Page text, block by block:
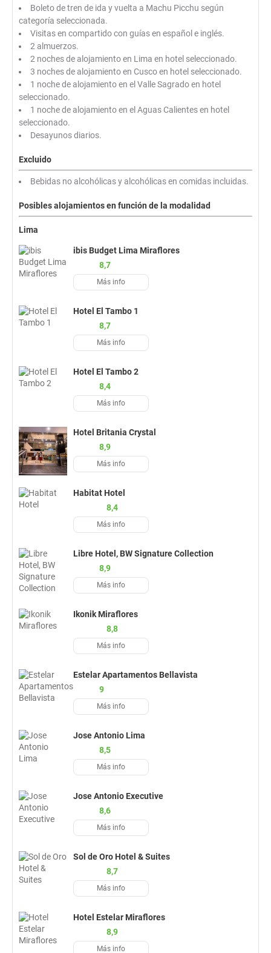
Boleto de tren de ida y vuelta a Machu Picchu según
categoría seleccionada.
Visitas en compartido con guías en español e inglés.
2 almuerzos.
2 noches de alojamiento en Lima en hotel seleccionado.
3 noches de alojamiento en Cusco en hotel seleccionado.
1 noche de alojamiento en el Valle Sagrado en hotel
seleccionado.
1 noche de alojamiento en el Aguas Calientes en hotel
seleccionado.
Desayunos diarios.
Excluido
Bebidas no alcohólicas y alcohólicas en comidas incluidas.
Posibles alojamientos en función de la modalidad
Lima
ibis Budget Lima Miraflores
8,7
Más info
Hotel El Tambo 1
8,7
Más info
Hotel El Tambo 2
8,4
Más info
Hotel Britania Crystal
8,9
Más info
Habitat Hotel
8,4
Más info
Libre Hotel, BW Signature Collection
8,9
Más info
Ikonik Miraflores
8,8
Más info
Estelar Apartamentos Bellavista
9
Más info
Jose Antonio Lima
8,5
Más info
Jose Antonio Executive
8,6
Más info
Sol de Oro Hotel & Suites
8,7
Más info
Hotel Estelar Miraflores
8,9
Más info